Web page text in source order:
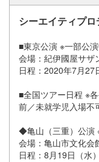
シーエイティプロ
■東京公演 ※一部公
会場：紀伊國屋サザ
日程：2020年7月27
■全国ツアー日程 ※
前／未就学児入場不
◆亀山（三重）公演
会場：亀山市文化会
日程：8月19日（水